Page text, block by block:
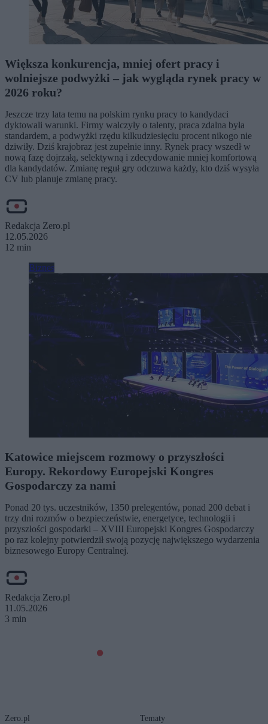
Większa konkurencja, mniej ofert pracy i
wolniejsze podwyżki – jak wygląda rynek pracy w
2026 roku?
Jeszcze trzy lata temu na polskim rynku pracy to kandydaci
dyktowali warunki. Firmy walczyły o talenty, praca zdalna była
standardem, a podwyżki rzędu kilkudziesięciu procent nikogo nie
dziwiły. Dziś krajobraz jest zupełnie inny. Rynek pracy wszedł w
nową fazę dojrzałą, selektywną i zdecydowanie mniej komfortową
dla kandydatów. Zmianę reguł gry odczuwa każdy, kto dziś wysyła
CV lub planuje zmianę pracy.
Redakcja Zero.pl
12.05.2026
12 min
Biznes
Katowice miejscem rozmowy o przyszłości
Europy. Rekordowy Europejski Kongres
Gospodarczy za nami
Ponad 20 tys. uczestników, 1350 prelegentów, ponad 200 debat i
trzy dni rozmów o bezpieczeństwie, energetyce, technologii i
przyszłości gospodarki – XVIII Europejski Kongres Gospodarczy
po raz kolejny potwierdził swoją pozycję największego wydarzenia
biznesowego Europy Centralnej.
Redakcja Zero.pl
11.05.2026
3 min
Zero.pl Tematy